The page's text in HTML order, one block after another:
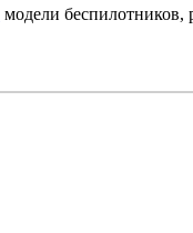
модели беспилотников,